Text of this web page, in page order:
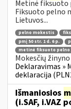
Metinė fiksuoto
Fiksuoto pelno
Lietuvos...
pelno mokestis
pmį 50 str. 1 d. 6 p.
metinė fiksuoto pelno
Mokesčių
Deklaravimas »
deklaracija
Išmaniosios
(i.SAF, i.VAZ